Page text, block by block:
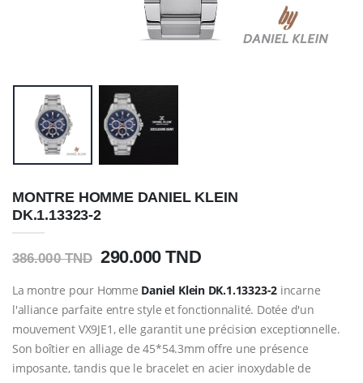
MONTRE HOMME DANIEL KLEIN
DK.1.13323-2
386.000 TND 290.000 TND
La montre pour Homme Daniel KleinDK.1.13323-2 incarne
l'alliance parfaite entre style et fonctionnalité. Dotée d'un
mouvement VX9JE1, elle garantit une précision exceptionnelle.
Son boîtier en alliage de 45*54.3mm offre une présence
imposante, tandis que le bracelet en acier inoxydable de